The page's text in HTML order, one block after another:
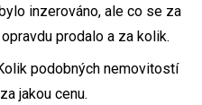
inzerováno, ale co se za
prodalo a za kolik.
podobných nemovitostí
jakou cenu.